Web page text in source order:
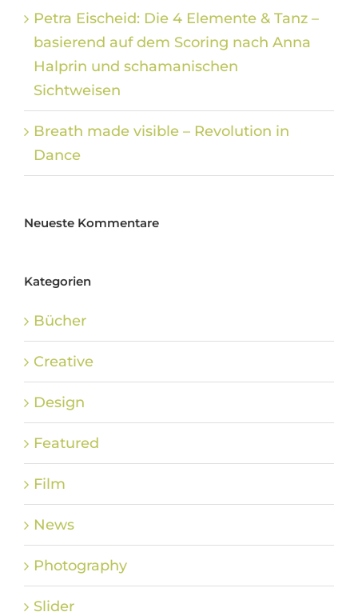
Petra Eischeid: Die 4 Elemente & Tanz –
basierend auf dem Scoring nach Anna
Halprin und schamanischen
Sichtweisen
Breath made visible – Revolution in
Dance
Neueste Kommentare
Kategorien
Bücher
Creative
Design
Featured
Film
News
Photography
Slider